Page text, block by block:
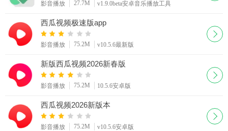
影音播放 27.7M v1.9.0beta安卓音乐播放工具
西瓜视频极速版app
影音播放 75.2M v10.5.6最新版
新版西瓜视频2026新春版
影音播放 75.2M 10.5.6安卓版
西瓜视频2026新版本
影音播放 75.2M v10.5.6安卓版